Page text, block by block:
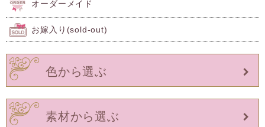
オーダーメイド
お嫁入り(sold-out)
色から選ぶ
素材から選ぶ